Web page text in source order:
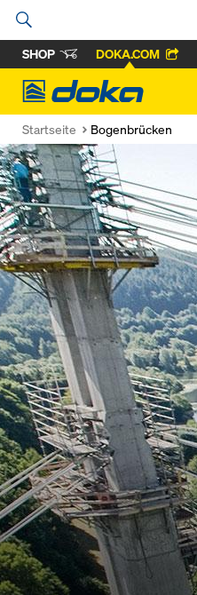
SHOP DOKA.COM
Doka
Startseite Bogenbrücken